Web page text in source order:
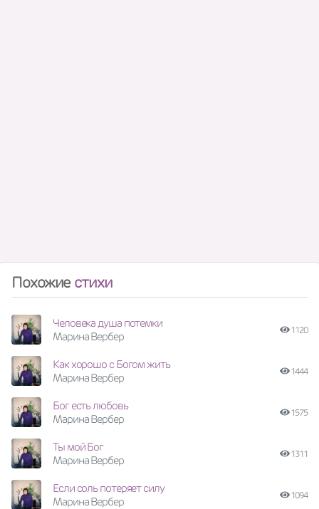
Похожие стихи
Человека душа потемки
Марина Вербер
1120
Как хорошо с Богом жить
Марина Вербер
1444
Бог есть любовь
Марина Вербер
1575
Ты мой Бог
Марина Вербер
1311
Если соль потеряет силу
Марина Вербер
1094